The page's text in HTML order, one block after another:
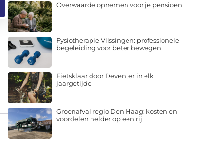
Overwaarde opnemen voor je pensioen
Fysiotherapie Vlissingen: professionele
begeleiding voor beter bewegen
Fietsklaar door Deventer in elk
jaargetijde
Groenafval regio Den Haag: kosten en
voordelen helder op een rij